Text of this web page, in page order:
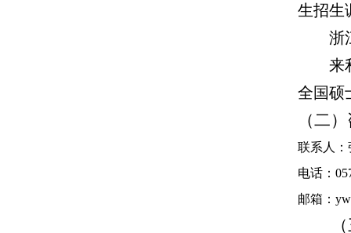
生招生
浙
来
全国硕
（二
联系人：
电话：
邮箱：